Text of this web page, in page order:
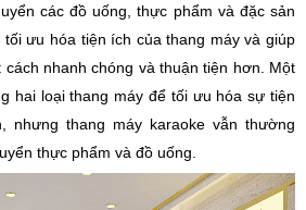
các đồ uống, thực phẩm và đặc sản
ưu hóa tiện ích của thang máy và giúp
cách nhanh chóng và thuận tiện hơn. Một
hai loại thang máy để tối ưu hóa sự tiện
nhưng thang máy karaoke vẫn thường
thực phẩm và đồ uống.